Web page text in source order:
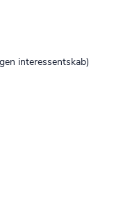
interessent­skab)